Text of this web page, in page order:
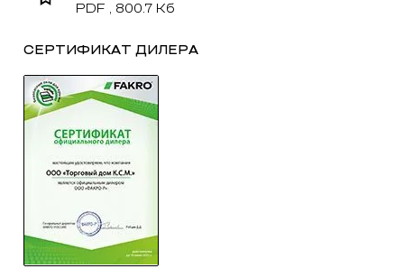
PDF , 800.7 Кб
СЕРТИФИКАТ ДИЛЕРА